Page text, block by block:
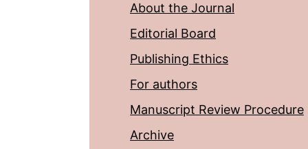
About the Journal
Editorial Board
Publishing Ethics
For authors
Manuscript Review Procedure
Archive